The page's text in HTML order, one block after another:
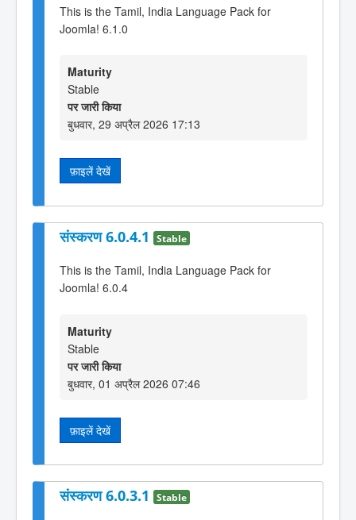
This is the Tamil, India Language Pack for
Joomla! 6.1.0
Maturity
Stable
पर जारी किया
बुधवार, 29 अप्रैल 2026 17:13
फ़ाइलें देखें
संस्करण 6.0.4.1 Stable
This is the Tamil, India Language Pack for
Joomla! 6.0.4
Maturity
Stable
पर जारी किया
बुधवार, 01 अप्रैल 2026 07:46
फ़ाइलें देखें
संस्करण 6.0.3.1 Stable